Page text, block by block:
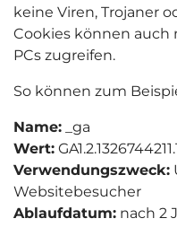
keine Viren, Trojaner
Cookies können
PCs zugreifen.
So können zum
Name: _ga
Wert:
Verwendungszweck:
Websitebesucher
Ablaufdatum: nach 2